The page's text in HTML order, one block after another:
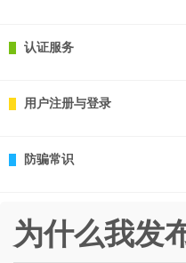
认证服务
用户注册与登录
防骗常识
为什么我发